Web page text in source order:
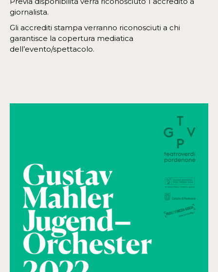
giornalista.
Gli accrediti stampa verranno riconosciuti a chi
garantisce la copertura mediatica
dell’evento/spettacolo.